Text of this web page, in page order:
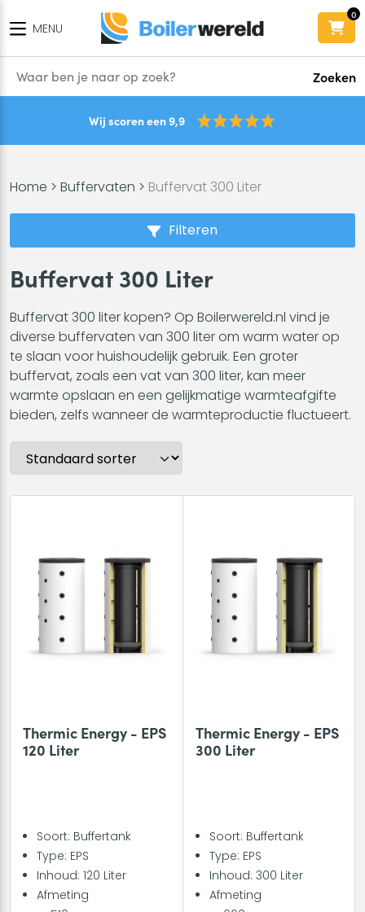
MENU
0
Zoeken
Wij scoren een 9,9
Home > Buffervaten > Buffervat 300 Liter
Filteren
Buffervat 300 Liter
Buffervat 300 liter kopen? Op Boilerwereld.nl vind je
diverse buffervaten van 300 liter om warm water op
te slaan voor huishoudelijk gebruik. Een groter
buffervat, zoals een vat van 300 liter, kan meer
warmte opslaan en een gelijkmatige warmteafgifte
bieden, zelfs wanneer de warmteproductie fluctueert.
Thermic Energy - EPS
120 Liter
Soort: Buffertank
Type: EPS
Inhoud: 120 Liter
Afmeting
Thermic Energy - EPS
300 Liter
Soort: Buffertank
Type: EPS
Inhoud: 300 Liter
Afmeting